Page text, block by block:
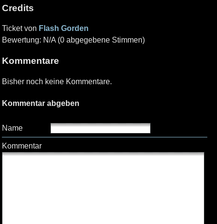
Credits
Ticket von Flash Gorden
Bewertung: N/A (0 abgegebene Stimmen)
Kommentare
Bisher noch keine Kommentare.
Kommentar abgeben
Name
Kommentar